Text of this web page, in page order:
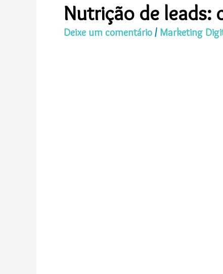
Nutrição de
Deixe um comentário / Marketing